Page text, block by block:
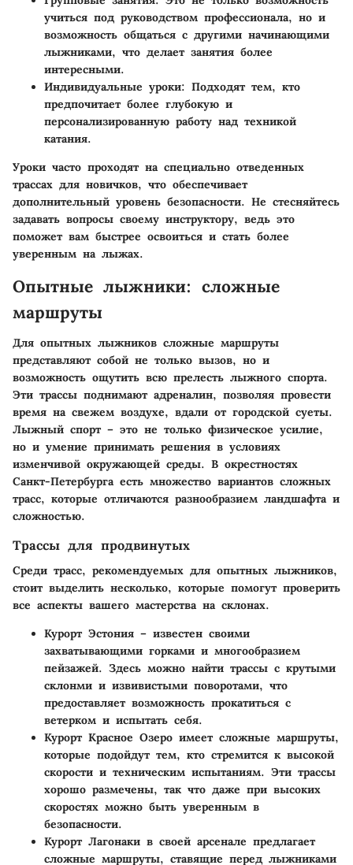
учиться под руководством профессионала, но и
возможность общаться с другими начинающими
лыжниками, что делает занятия более
интересными.
Индивидуальные уроки: Подходят тем, кто
предпочитает более глубокую и
персонализированную работу над техникой
катания.
Уроки часто проходят на специально отведенных
трассах для новичков, что обеспечивает
дополнительный уровень безопасности. Не стесняйтесь
задавать вопросы своему инструктору, ведь это
поможет вам быстрее освоиться и стать более
уверенным на лыжах.
Опытные лыжники: сложные
маршруты
Для опытных лыжников сложные маршруты
представляют собой не только вызов, но и
возможность ощутить всю прелесть лыжного спорта.
Эти трассы поднимают адреналин, позволяя провести
время на свежем воздухе, вдали от городской суеты.
Лыжный спорт – это не только физическое усилие,
но и умение принимать решения в условиях
изменчивой окружающей среды. В окрестностях
Санкт-Петербурга есть множество вариантов сложных
трасс, которые отличаются разнообразием ландшафта и
сложностью.
Трассы для продвинутых
Среди трасс, рекомендуемых для опытных лыжников,
стоит выделить несколько, которые помогут проверить
все аспекты вашего мастерства на склонах.
Курорт Эстония – известен своими
захватывающими горками и многообразием
пейзажей. Здесь можно найти трассы с крутыми
склонми и извивистыми поворотами, что
предоставляет возможность прокатиться с
ветерком и испытать себя.
Курорт Красное Озеро имеет сложные маршруты,
которые подойдут тем, кто стремится к высокой
скорости и техническим испытаниям. Эти трассы
хорошо размечены, так что даже при высоких
скоростях можно быть уверенным в
безопасности.
Курорт Лагонаки в своей арсенале предлагает
сложные маршруты, ставящие перед лыжниками